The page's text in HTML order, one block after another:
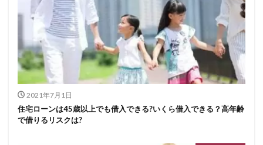
2021年7月1日
住宅ローンは45歳以上でも借入できる?いくら借入できる？高年齢
で借りるリスクは?